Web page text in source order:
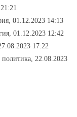
01.12.2023 14:13
01.12.2023 12:42
17:22
22.08.2023